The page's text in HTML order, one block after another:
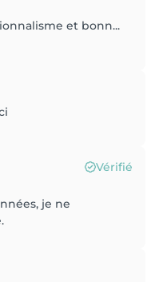
et bonn...
Vérifié
je ne